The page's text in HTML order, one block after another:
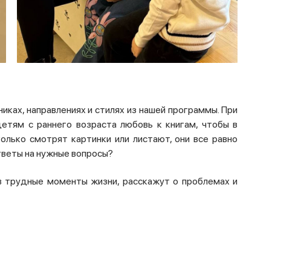
направлениях и стилях из нашей программы. При
с раннего возраста любовь к книгам, чтобы в
смотрят картинки или листают, они все равно
на нужные вопросы?
трудные моменты жизни, расскажут о проблемах и